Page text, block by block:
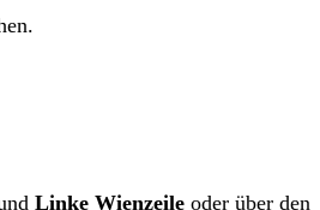
Linke Wienzeile oder über den